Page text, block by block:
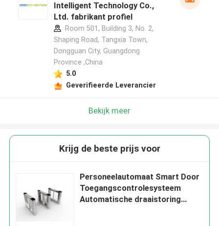
Intelligent Technology Co.,
Ltd. fabrikant profiel
Room 501, Building 3, No. 2,
Shaping Road, Tangxia Town,
Dongguan City, Guangdong
Province ,China
5.0
Geverifieerde Leverancier
Bekijk meer
Krijg de beste prijs voor
Personeelautomaat Smart Door
Toegangscontrolesysteem
Automatische draaistoring